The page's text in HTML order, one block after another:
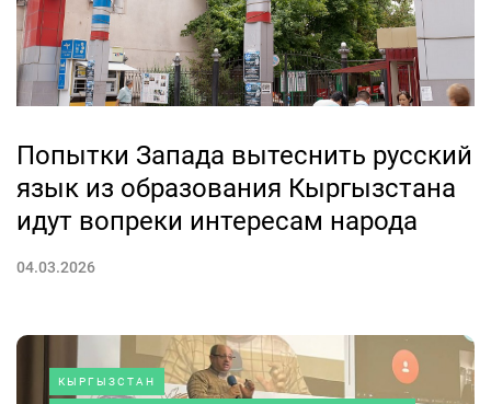
Попытки Запада вытеснить русский
язык из образования Кыргызстана
идут вопреки интересам народа
04.03.2026
КЫРГЫЗСТАН